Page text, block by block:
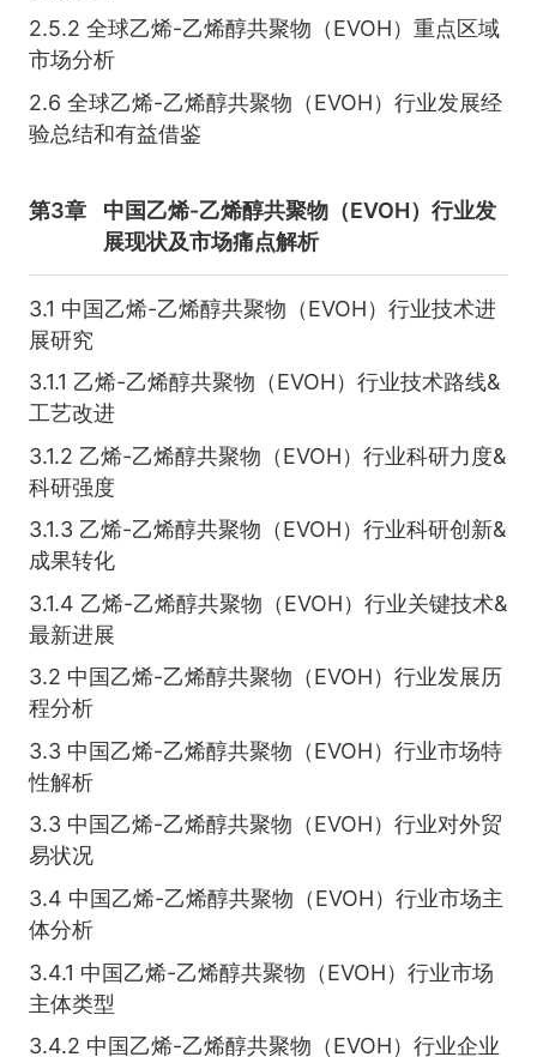
2.5.2 全球乙烯-乙烯醇共聚物（EVOH）重点区域
市场分析
2.6 全球乙烯-乙烯醇共聚物（EVOH）行业发展经
验总结和有益借鉴
第3章
中国乙烯-乙烯醇共聚物（EVOH）行业发
展现状及市场痛点解析
3.1 中国乙烯-乙烯醇共聚物（EVOH）行业技术进
展研究
3.1.1 乙烯-乙烯醇共聚物（EVOH）行业技术路线&
工艺改进
3.1.2 乙烯-乙烯醇共聚物（EVOH）行业科研力度&
科研强度
3.1.3 乙烯-乙烯醇共聚物（EVOH）行业科研创新&
成果转化
3.1.4 乙烯-乙烯醇共聚物（EVOH）行业关键技术&
最新进展
3.2 中国乙烯-乙烯醇共聚物（EVOH）行业发展历
程分析
3.3 中国乙烯-乙烯醇共聚物（EVOH）行业市场特
性解析
3.3 中国乙烯-乙烯醇共聚物（EVOH）行业对外贸
易状况
3.4 中国乙烯-乙烯醇共聚物（EVOH）行业市场主
体分析
3.4.1 中国乙烯-乙烯醇共聚物（EVOH）行业市场
主体类型
3.4.2 中国乙烯-乙烯醇共聚物（EVOH）行业企业